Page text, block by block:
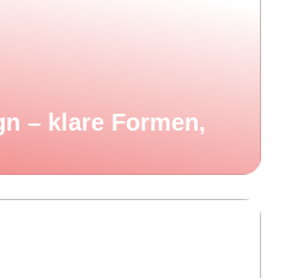
– klare Formen,